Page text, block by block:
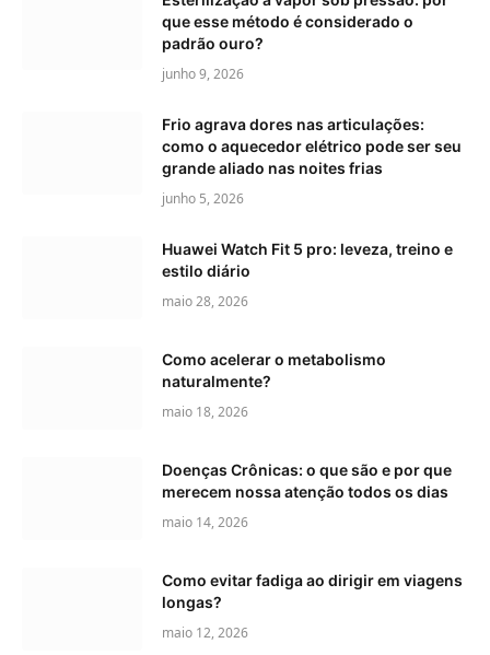
que esse método é considerado o
padrão ouro?
junho 9, 2026
Frio agrava dores nas articulações:
como o aquecedor elétrico pode ser seu
grande aliado nas noites frias
junho 5, 2026
Huawei Watch Fit 5 pro: leveza, treino e
estilo diário
maio 28, 2026
Como acelerar o metabolismo
naturalmente?
maio 18, 2026
Doenças Crônicas: o que são e por que
merecem nossa atenção todos os dias
maio 14, 2026
Como evitar fadiga ao dirigir em viagens
longas?
maio 12, 2026